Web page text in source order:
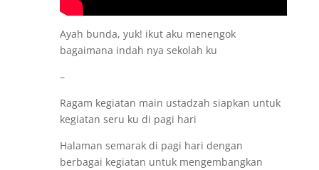
Ayah bunda, yuk! ikut aku menengok
bagaimana indah nya sekolah ku
–
Ragam kegiatan main ustadzah siapkan untuk
kegiatan seru ku di pagi hari
Halaman semarak di pagi hari dengan
berbagai kegiatan untuk mengembangkan